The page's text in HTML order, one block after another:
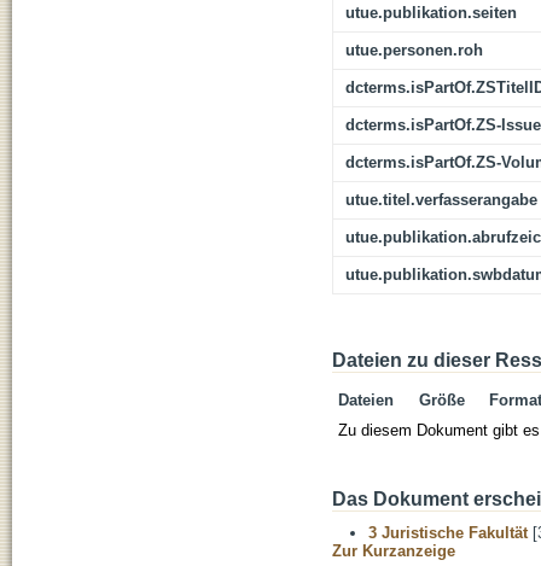
utue.publikation.seiten
utue.personen.roh
dcterms.isPartOf.ZS-Issue
dcterms.isPartOf.ZS-
utue.titel.verfasserangabe
Dateien zu dieser
Dateien Größe
Format
Zu diesem Dokument gibt
Das Dokument
3 Juristische Fakultät
Zur Kurzanzeige